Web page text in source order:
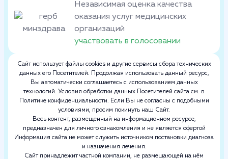
Независимая оценка качества
оказания услуг медицинских
организаций
участвовать в голосовании
Сайт использует файлы cookies и другие сервисы сбора технических
данных его Посетителей. Продолжая использовать данный ресурс,
Вы автоматически соглашаетесь с использованием данных
технологий. Условия обработки данных Посетителей сайта см. в
Политике конфиденциальности. Если Вы не согласны с подобными
условиями, просим покинуть наш Сайт.
Весь контент, размещенный на информационном ресурсе,
предназначен для личного ознакомления и не является офертой
Информация сайта не может служить источником постановки диагноза
и назначения лечения.
Сайт принадлежит частной компании, не размещающей на нём